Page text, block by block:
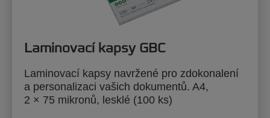
Laminovací kapsy GBC
Laminovací kapsy navržené pro zdokonalení
a personalizaci vašich dokumentů. A4,
2 × 75 mikronů, lesklé (100 ks)